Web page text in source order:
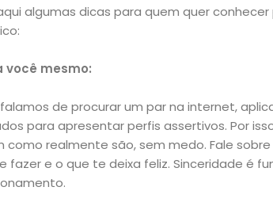
algumas dicas para quem quer
mesmo:
de procurar um par na internet,
para apresentar perfis assertivos. Por
como realmente são, sem medo. Fale
fazer e o que te deixa feliz. Sinceridade é